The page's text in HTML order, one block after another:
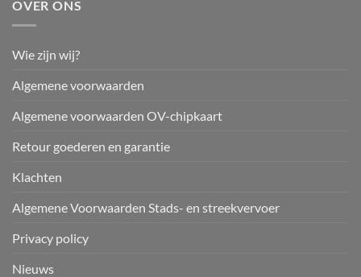
OVER ONS
Wie zijn wij?
Algemene voorwaarden
Algemene voorwaarden OV-chipkaart
Retour goederen en garantie
Klachten
Algemene Voorwaarden Stads- en streekvervoer
Privacy policy
Nieuws